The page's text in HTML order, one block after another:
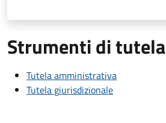
Strumenti di tutela
Tutela amministrativa
Tutela giurisdizionale